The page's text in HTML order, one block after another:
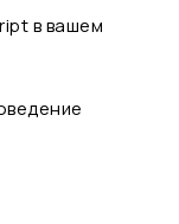
в вашем